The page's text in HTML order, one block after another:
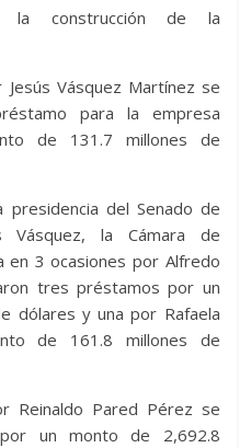
la construcción de la
Vásquez Martínez se
para la empresa
de 131.7 millones de
presidencia del Senado de
Vásquez, la Cámara de
en 3 ocasiones por Alfredo
tres préstamos por un
dólares y una por Rafaela
de 161.8 millones de
Reinaldo Pared Pérez se
un monto de 2,692.8